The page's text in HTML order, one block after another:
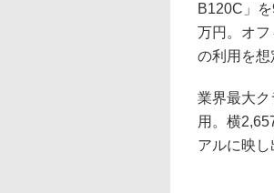
B120C」
万円。オ
の利用を想
業界最大
用。横
アルに映し